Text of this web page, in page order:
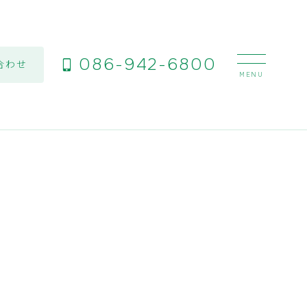
わせ 086-942-6800